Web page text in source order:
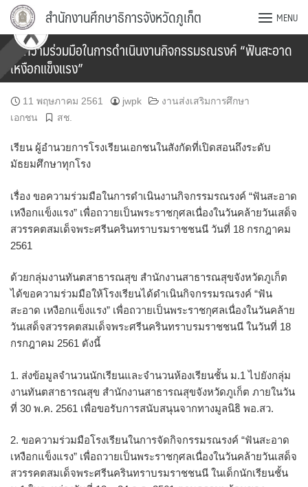
Skip
content
สำนักงานศึกษาธิการจังหวัดภูเก็ต MENU
ขอความร่วมมือในการดำเนินงานกิจกรรมรณรงค์ “ฟันสะอาด
เหงือกแข็งแรง”
11 พฤษภาคม 2561 jwpk
งานส่งเสริมการศึกษา
เอกชน
สช.
เรียน ผู้อำนวยการโรงเรียนเอกชนในสังกัดที่เปิดสอนถึงระดับ
มัธยมศึกษาทุกโรง
เรื่อง ขอความร่วมมือในการดำเนินงานกิจกรรมรณรงค์ “ฟันสะอาด
เหงือกแข็งแรง” เพื่อถวายเป็นพระราชกุศลเนื่องในวันคล้ายวันเสด็จ
สวรรคตสมเด็จพระศรีนครินทราบรมราชชนนี วันที่ 18 กรกฎาคม
2561
ด้วยกลุ่มงานทันตสาธารณสุข สำนักงานสาธารณสุขจังหวัดภูเก็ต
ได้ขอความร่วมมือให้โรงเรียนได้ดำเนินกิจกรรมรณรงค์ “ฟัน
สะอาด เหงือกแข็งแรง” เพื่อถวายเป็นพระราชกุศลเนื่องในวันคล้าย
วันเสด็จสวรรคตสมเด็จพระศรีนครินทราบรมราชชนนี ในวันที่ 18
กรกฎาคม 2561 ดังนี้
1. ส่งข้อมูลจำนวนนักเรียนและจำนวนห้องเรียนชั้น ม.1 ไปยังกลุ่ม
งานทันตสาธารณสุข สำนักงานสาธารณสุขจังหวัดภูเก็ต ภายในวัน
ที่ 30 พ.ค. 2561 เพื่อขอรับการสนับสนุนจากทางมูลนิธิ พอ.สว.
2. ขอความร่วมมือโรงเรียนในการจัดกิจกรรมรณรงค์ “ฟันสะอาด
เหงือกแข็งแรง” เพื่อถวายเป็นพระราชกุศลเนื่องในวันคล้ายวันเสด็จ
สวรรคตสมเด็จพระศรีนครินทราบรมราชชนนี ในเด็กนักเรียนชั้น